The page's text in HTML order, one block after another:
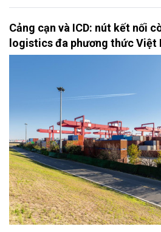
Cảng cạn và ICD: nút kết nối
logistics đa phương thức Việt